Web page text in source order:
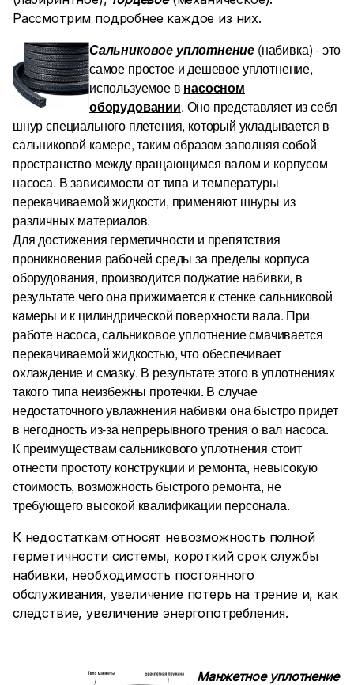
Рассмотрим подробнее каждое из них.
Сальниковое уплотнение (набивка) - это
самое простое и дешевое уплотнение,
используемое в насосном
оборудовании. Оно представляет из себя
шнур специального плетения, который укладывается в
сальниковой камере, таким образом заполняя собой
пространство между вращающимся валом и корпусом
насоса. В зависимости от типа и температуры
перекачиваемой жидкости, применяют шнуры из
различных материалов.
Для достижения герметичности и препятствия
проникновения рабочей среды за пределы корпуса
оборудования, производится поджатие набивки, в
результате чего она прижимается к стенке сальниковой
камеры и к цилиндрической поверхности вала. При
работе насоса, сальниковое уплотнение смачивается
перекачиваемой жидкостью, что обеспечивает
охлаждение и смазку. В результате этого в уплотнениях
такого типа неизбежны протечки. В случае
недостаточного увлажнения набивки она быстро придет
в негодность из-за непрерывного трения о вал насоса.
К преимуществам сальникового уплотнения стоит
отнести простоту конструкции и ремонта, невысокую
стоимость, возможность быстрого ремонта, не
требующего высокой квалификации персонала.
К недостаткам относят невозможность полной
герметичности системы, короткий срок службы
набивки, необходимость постоянного
обслуживания, увеличение потерь на трение и, как
следствие, увеличение энергопотребления.
Манжетное уплотнение